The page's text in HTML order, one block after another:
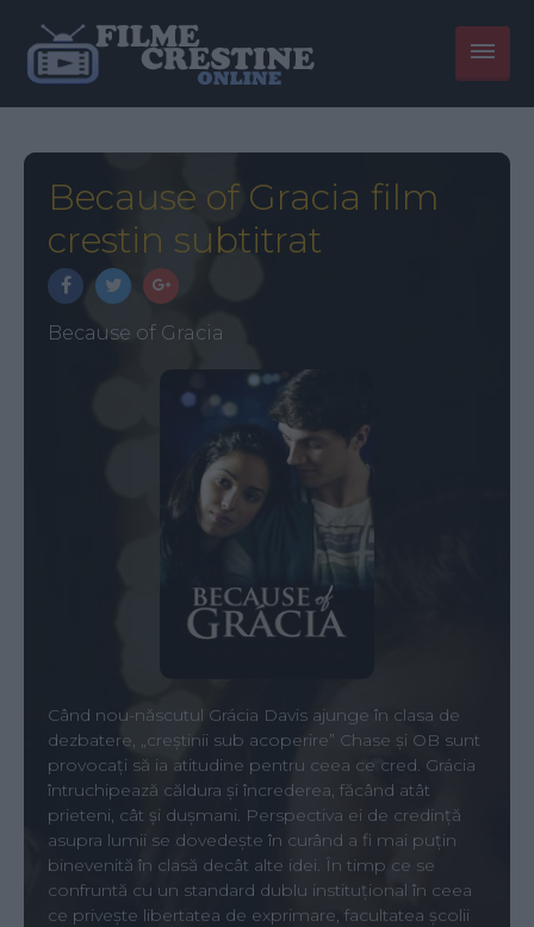
Because of Gracia film
crestin subtitrat
Because of Gracia
Când nou-născutul Grácia Davis ajunge în clasa de
dezbatere, „creștinii sub acoperire” Chase și OB sunt
provocați să ia atitudine pentru ceea ce cred. Grácia
întruchipează căldura și încrederea, făcând atât
prieteni, cât și dușmani. Perspectiva ei de credință
asupra lumii se dovedește în curând a fi mai puțin
binevenită în clasă decât alte idei. În timp ce se
confruntă cu un standard dublu instituțional în ceea
ce privește libertatea de exprimare, facultatea școlii